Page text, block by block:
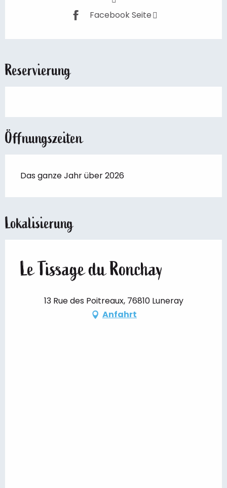
Facebook Seite
Reservierung
Öffnungszeiten
Das ganze Jahr über 2026
Lokalisierung
Le Tissage du Ronchay
13 Rue des Poitreaux, 76810 Luneray
Anfahrt